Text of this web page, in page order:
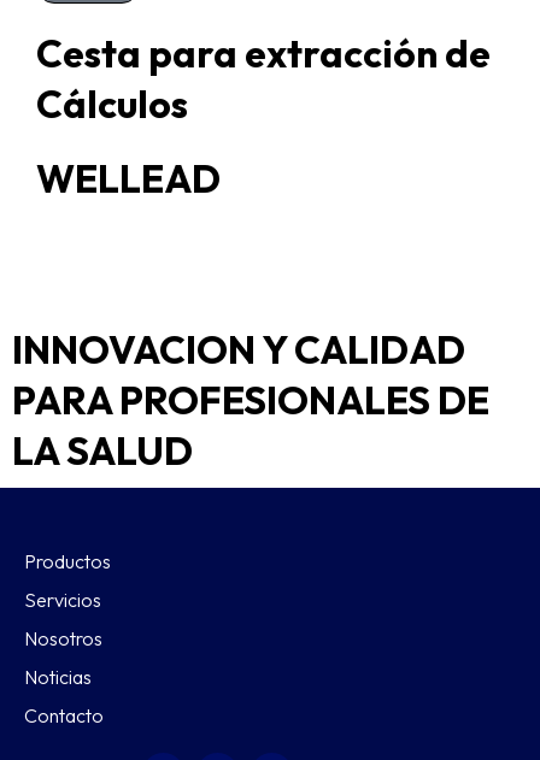
Cesta para extracción de
Cálculos
WELLEAD
INNOVACION Y CALIDAD
PARA PROFESIONALES DE
LA SALUD
Productos
Servicios
Nosotros
Noticias
Contacto